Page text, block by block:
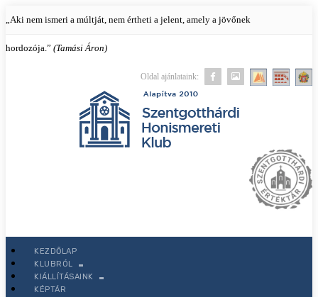
„Aki nem ismeri a múltját, nem értheti a jelent, amely a jövőnek
hordozója.” (Tamási Áron)
Oldal ajánlataink:
KLUBRÓL
Mi történt mostanában?
KEZDŐLAP
KLUBRÓL
KIÁLLÍTÁSAINK
KÉPTÁR